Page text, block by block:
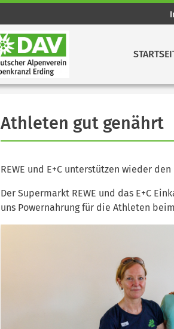
Athleten gut genährt
REWE und E+C unterstützen wieder
Der Supermarkt REWE und das E+C
uns Powernahrung für die Athleten